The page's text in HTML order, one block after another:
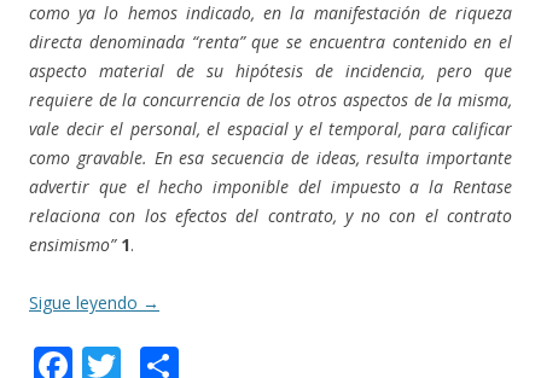
como ya lo hemos indicado, en la manifestación de riqueza
directa denominada “renta” que se encuentra contenido en el
aspecto material de su hipótesis de incidencia, pero que
requiere de la concurrencia de los otros aspectos de la misma,
vale decir el personal, el espacial y el temporal, para calificar
como gravable. En esa secuencia de ideas, resulta importante
advertir que el hecho imponible del impuesto a la Rentase
relaciona con los efectos del contrato, y no con el contrato
ensimismo” 1.
Sigue leyendo →
F T